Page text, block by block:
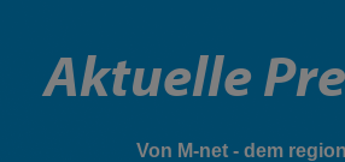
Aktuelle
Von M-net - dem